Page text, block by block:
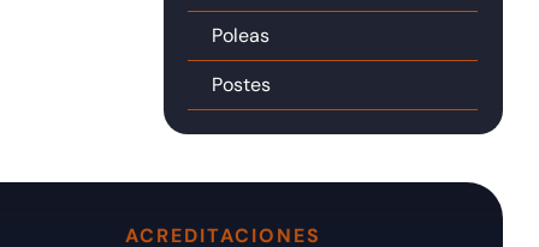
Poleas
Postes
ACREDITACIONES